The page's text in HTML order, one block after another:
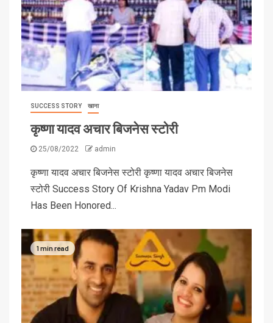
SUCCESS STORY खाना
कृष्णा यादव अचार बिजनेस स्टोरी
25/08/2022 admin
कृष्णा यादव अचार बिजनेस स्टोरी कृष्णा यादव अचार बिजनेस
स्टोरी Success Story Of Krishna Yadav Pm Modi
Has Been Honored...
1 min read